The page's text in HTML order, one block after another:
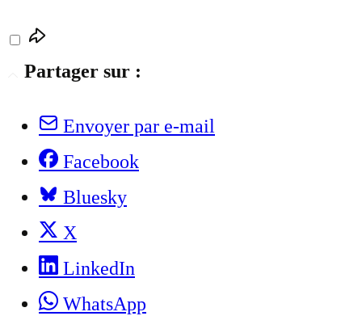
Partager sur :
Envoyer par e-mail
Facebook
Bluesky
X
LinkedIn
WhatsApp